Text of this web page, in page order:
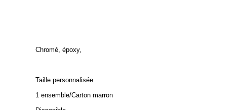
Chromé, époxy,
Taille personnalisée
1 ensemble/Carton marron